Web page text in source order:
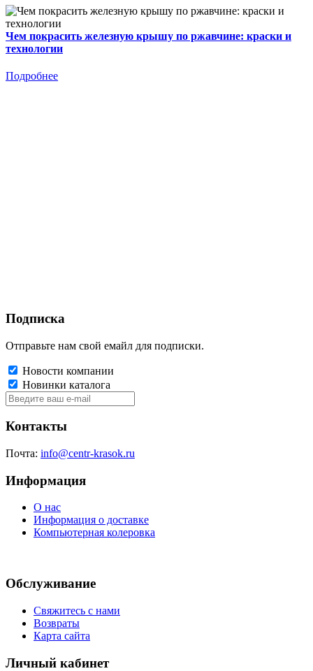
Чем покрасить железную крышу по ржавчине: краски и
технологии
Подробнее
Подписка
Отправьте нам свой емайл для подписки.
Новости компании
Новинки каталога
Контакты
Почта: info@centr-krasok.ru
Информация
О нас
Информация о доставке
Компьютерная колеровка
Обслуживание
Свяжитесь с нами
Возвраты
Карта сайта
Личный кабинет